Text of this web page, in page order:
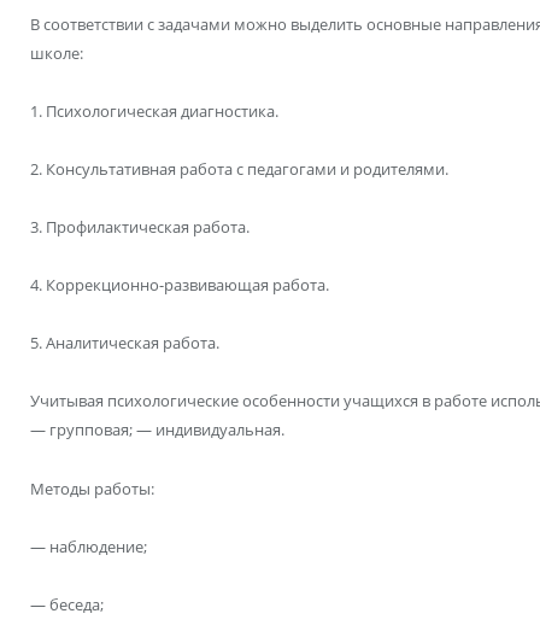
В соответствии с задачами можно выделить основные
школе:
1. Психологическая диагностика.
2. Консультативная работа с педагогами и родителями.
3. Профилактическая работа.
4. Коррекционно-развивающая работа.
5. Аналитическая работа.
Учитывая психологические особенности учащихся в работе
— групповая; — индивидуальная.
Методы работы:
— наблюдение;
— беседа;